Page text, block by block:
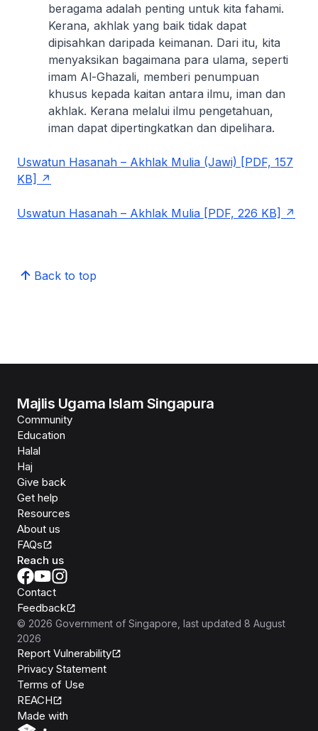
beragama adalah penting untuk kita fahami.
Kerana, akhlak yang baik tidak dapat
dipisahkan daripada keimanan. Dari itu, kita
menyaksikan bagaimana para ulama, seperti
imam Al-Ghazali, memberi penumpuan
khusus kepada kaitan antara ilmu, iman dan
akhlak. Kerana melalui ilmu pengetahuan,
iman dapat dipertingkatkan dan dipelihara.
Uswatun Hasanah – Akhlak Mulia (Jawi) [PDF, 157
KB]
Uswatun Hasanah – Akhlak Mulia [PDF, 226 KB]
Back to top
Majlis Ugama Islam Singapura
Community
Education
Halal
Haj
Give back
Get help
Resources
About us
FAQs
Reach us
Contact
Feedback
© 2026 Government of Singapore , last updated 8 August
2026
Report Vulnerability
Privacy Statement
Terms of Use
REACH
Made with